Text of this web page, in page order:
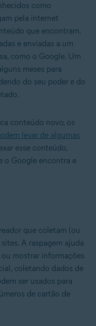
como
pela internet
que encontram.
e enviadas a um
como o Google. Um
meses para
do seu poder e do
conteúdo novo, os
levar de algumas
esse conteúdo,
o Google encontra e
que coletam (ou
A raspagem ajuda
mostrar informações
coletando dados de
ser usados para
de cartão de